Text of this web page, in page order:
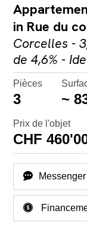
in Rue du
Corcelles -
de 4,6% -
Pièces
3 ~
Prix de l'objet
CHF
Messenger